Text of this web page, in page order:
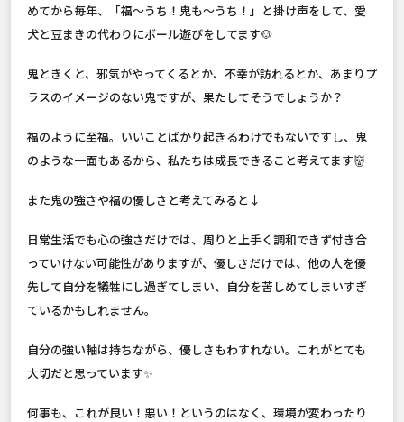
めてから毎年、「福〜うち！鬼も〜うち！」と掛け声をして、愛
犬と豆まきの代わりにボール遊びをしてます🐶
鬼ときくと、邪気がやってくるとか、不幸が訪れるとか、あまりプ
ラスのイメージのない鬼ですが、果たしてそうでしょうか？
福のように至福。いいことばかり起きるわけでもないですし、鬼
のような一面もあるから、私たちは成長できること考えてます👹
また鬼の強さや福の優しさと考えてみると↓
日常生活でも心の強さだけでは、周りと上手く調和できず付き合
っていけない可能性がありますが、優しさだけでは、他の人を優
先して自分を犠牲にし過ぎてしまい、自分を苦しめてしまいすぎ
ているかもしれません。
自分の強い軸は持ちながら、優しさもわすれない。これがとても
大切だと思っています✨
何事も、これが良い！悪い！というのはなく、環境が変わったり